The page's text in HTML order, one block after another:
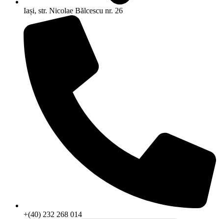
Iași, str. Nicolae Bălcescu nr. 26
+(40) 232 268 014